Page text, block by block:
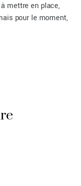
mettre en place,
pour le moment,